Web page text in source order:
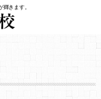
きます。